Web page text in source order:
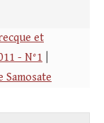
et
- N°1
Samosate